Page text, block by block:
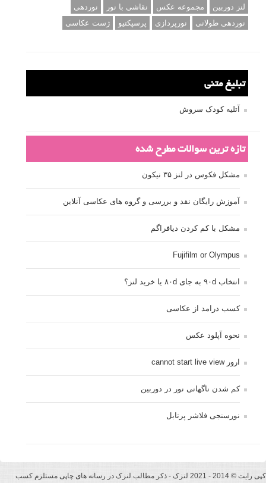
لنز دوربین
مجموعه عکس نقاشی با نور
نوردهی
نوردهی طولانی
نورپردازی پرسپکتیو ژست عکاسی
تبلیغ متنی
آتلیه کودک سروش
تازه ترین سوالات مطرح شده
مشکل فکوس در لنز ۳۵ نیکون
آموزش رایگان نقد و بررسی و گروه های عکاسی آنلاین
مشکل با کم کردن دیافراگم
Fujifilm or Olympus
انتخاب ۹۰d به جای ۸۰d یا خرید لنز؟
کسب درامد از عکاسی
نحوه آپلود عکس
ارور cannot start live view
کم شدن ناگهانی نور در دوربین
نورسنجی فلاشر پرتابل
کپی رایت © 2014 - 2021 لنزک - ذکر مطالب لنزک در رسانه های چاپی مستلزم کسب